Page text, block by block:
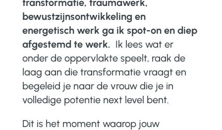
transformatie, traumawerk,
bewustzijnsontwikkeling en
energetisch werk ga ik spot-on en diep
afgestemd te werk. Ik lees wat er
onder de oppervlakte speelt, raak de
laag aan die transformatie vraagt en
begeleid je naar de vrouw die je in
volledige potentie next level bent.
Dit is het moment waarop jouw